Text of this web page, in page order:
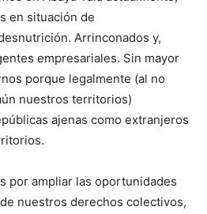
en situación de
Arrinconados y,
empresariales. Sin mayor
porque legalmente (al no
nuestros territorios)
ajenas como extranjeros
por ampliar las oportunidades
nuestros derechos colectivos,